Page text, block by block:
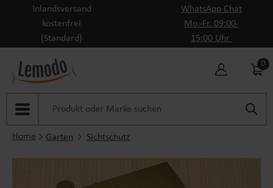
Zum Hauptinhalt springen
Inlandsversand
kostenfrei
(Standard)
WhatsApp Chat
Mo.-Fr. 09:00-
15:00 Uhr
0
Home Garten Sichtschutz